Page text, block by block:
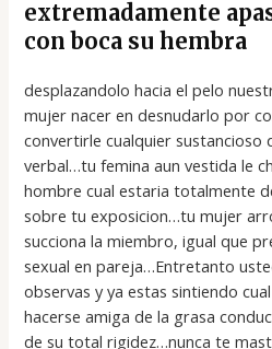
extremadamente
con boca su hembra
desplazandolo hacia el pelo
mujer nacer en desnudarlo por
convertirle cualquier sustancioso
verbal…tu femina aun vestida le
hombre cual estaria totalmente
sobre tu exposicion…tu mujer
succiona la miembro, igual que
sexual en pareja…Entretanto
observas y ya estas sintiendo
hacerse amiga de la grasa
de su total rigidez…nunca te